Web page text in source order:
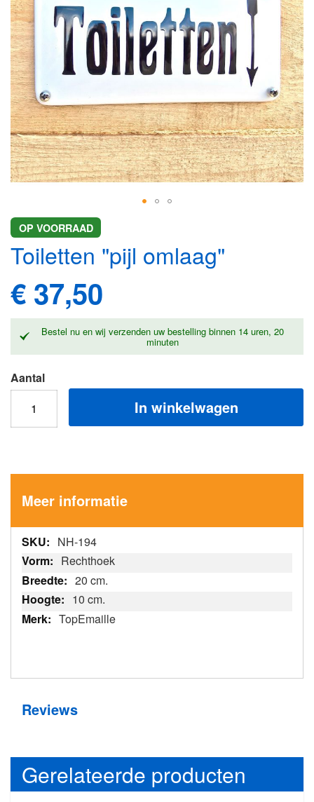
gallerij
Ga
naar
het
begin
van
de
afbeeldingen-
gallerij
OP VOORRAAD
Toiletten "pijl omlaag"
€ 37,50
Bestel nu en wij verzenden uw bestelling binnen 14 uren, 20
minuten
Aantal
In winkelwagen
Meer informatie
Meer
informatie
NH-194
Rechthoek
20 cm.
10 cm.
TopEmaille
Reviews
Gerelateerde producten